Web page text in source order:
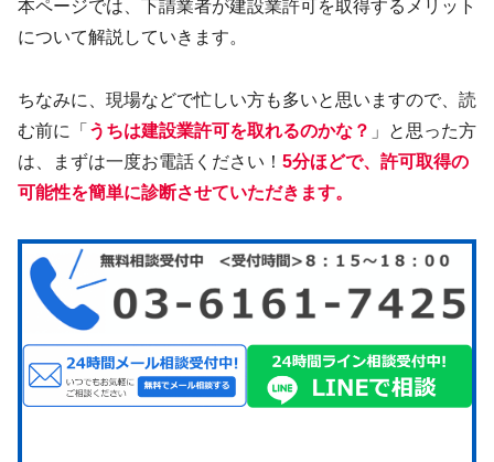
本ページでは、下請業者が建設業許可を取得するメリット
について解説していきます。
ちなみに、現場などで忙しい方も多いと思いますので、読
む前に「 うちは建設業許可を取れるのかな？ 」と思った方
は、まずは一度お電話ください！ 5分ほどで、許可取得の
可能性を簡単に診断させていただきます。